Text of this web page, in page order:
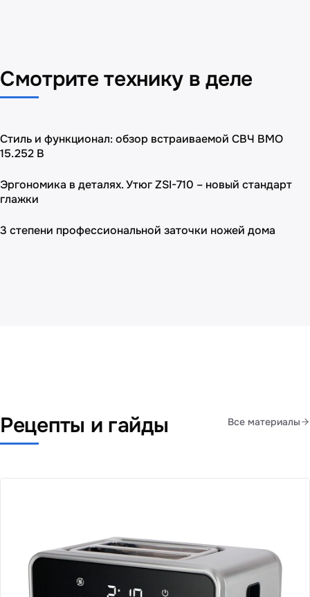
Смотрите технику в деле
Стиль и функционал: обзор встраиваемой СВЧ BMO
15.252 B
Эргономика в деталях. Утюг ZSI-710 – новый стандарт
глажки
3 степени профессиональной заточки ножей дома
Рецепты и гайды Все материалы